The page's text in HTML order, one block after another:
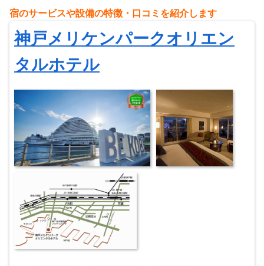
宿のサービスや設備の特徴・ ⼝ コミを紹介します
神戸メリケンパークオリエン
タルホテル